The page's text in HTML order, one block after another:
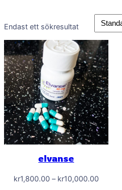
Endast ett sökresultat
elvanse
kr1,800.00 – kr10,000.00